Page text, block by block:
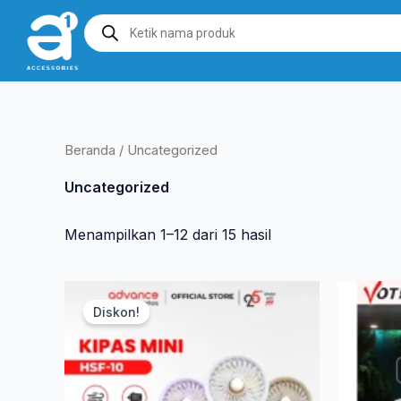
konten
Products
search
Beranda / Uncategorized
Uncategorized
Menampilkan 1–12 dari 15 hasil
Diskon!
Harga
aslinya
adalah:
Rp 107.500.
Harga
saat
Produk
beberapa
varian.